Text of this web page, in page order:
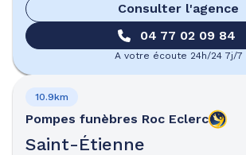
Consulter l'agence
04 77 02 09 84
A votre écoute 24h/24 7j/7
Pompes funèbres Roc Eclerc
Saint-Étienne
10.9km